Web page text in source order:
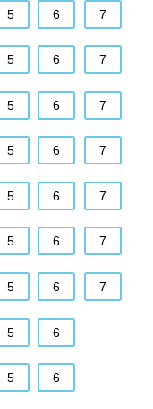
5 6 7
5 6 7
5 6 7
5 6 7
5 6 7
5 6 7
5 6 7
5 6
5 6